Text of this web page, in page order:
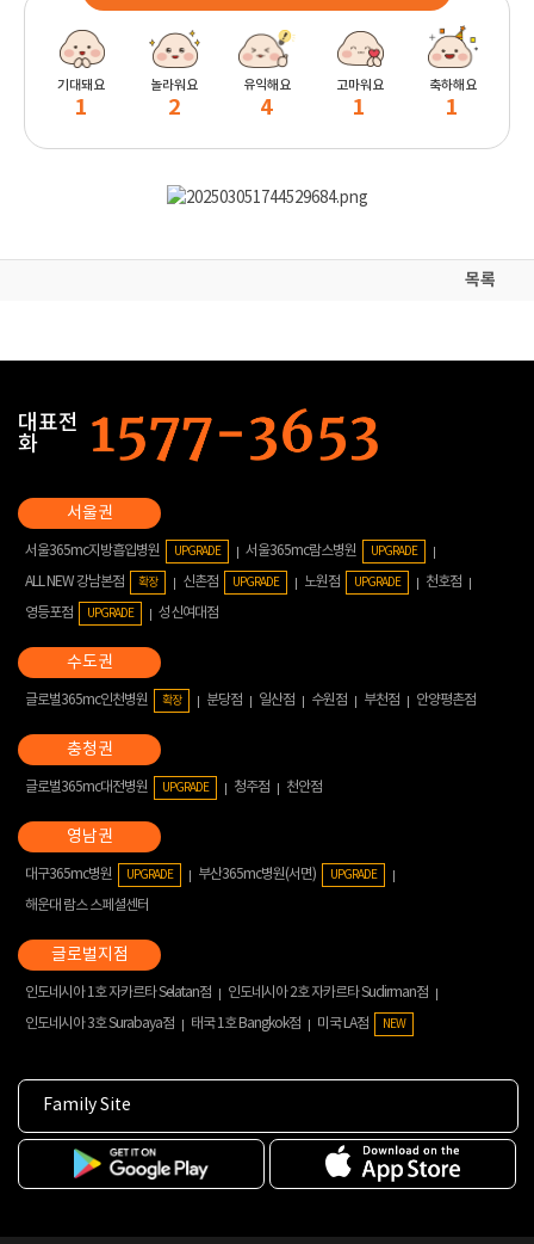
기대돼요
1
놀라워요
2
유익해요
4
고마워요
1
축하해요
1
목록
대표전
화
서울365mc지방흡입병원 UPGRADE 서울365mc람스병원 UPGRADE
ALL NEW 강남본점 확장 신촌점 UPGRADE 노원점 UPGRADE
천호점
영등포점
UPGRADE 성신여대점
글로벌365mc인천병원 확장 분당점 일산점 수원점 부천점 안양평촌점
글로벌365mc대전병원 UPGRADE 청주점 천안점
대구365mc병원 UPGRADE 부산365mc병원(서면) UPGRADE
해운대 람스 스페셜센터
인도네시아 1호 자카르타 Selatan점
인도네시아 2호 자카르타 Sudirman점
인도네시아 3호 Surabaya점
태국 1호 Bangkok점 미국 LA점 NEW
Family Site